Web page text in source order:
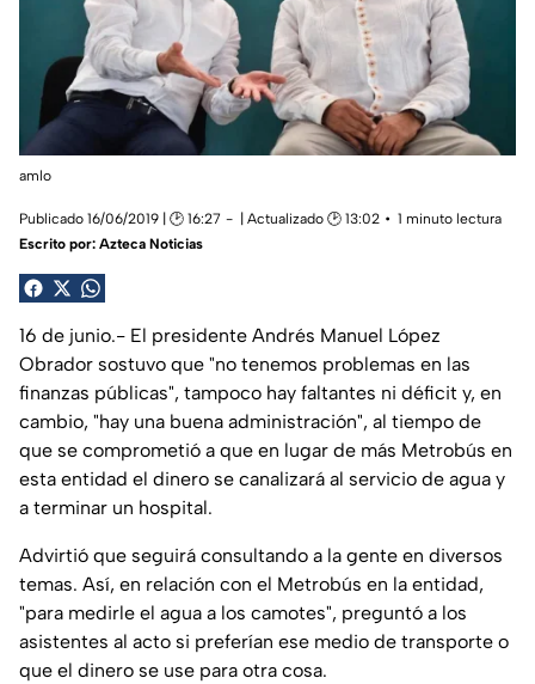
amlo
Publicado 16/06/2019 | 🕑 16:27 | Actualizado 🕑 13:02
1 minuto lectura
Escrito por: Azteca Noticias
16 de junio.- El presidente Andrés Manuel López
Obrador sostuvo que "no tenemos problemas en las
finanzas públicas", tampoco hay faltantes ni déficit y, en
cambio, "hay una buena administración", al tiempo de
que se comprometió a que en lugar de más Metrobús en
esta entidad el dinero se canalizará al servicio de agua y
a terminar un hospital.
Advirtió que seguirá consultando a la gente en diversos
temas. Así, en relación con el Metrobús en la entidad,
"para medirle el agua a los camotes", preguntó a los
asistentes al acto si preferían ese medio de transporte o
que el dinero se use para otra cosa.